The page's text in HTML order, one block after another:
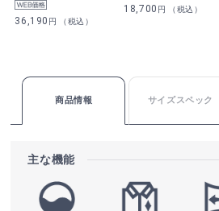
36,190 円 （税込）
18,700 円 （税込）
商品情報 サイズスペック
主な機能